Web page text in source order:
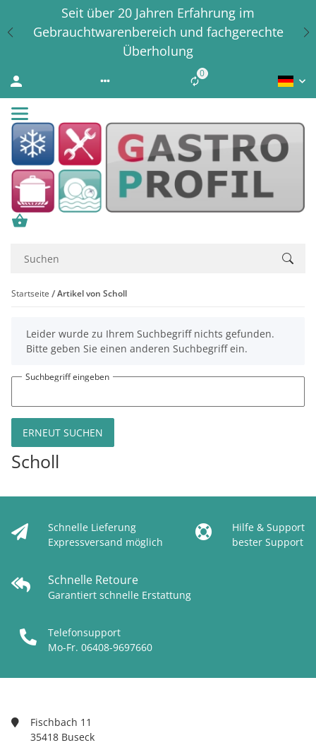
Seit über 20 Jahren Erfahrung im
Gebrauchtwarenbereich und fachgerechte
Überholung
0Liste ist leer
Startseite Artikel von Scholl
x
Leider wurde zu Ihrem Suchbegriff nichts gefunden.
Bitte geben Sie einen anderen Suchbegriff ein.
Suchbegriff eingeben
ERNEUT SUCHEN
Scholl
Schnelle Lieferung
Expressversand möglich
Hilfe & Support
bester Support
Schnelle Retoure
Garantiert schnelle Erstattung
Telefonsupport
Mo-Fr. 06408-9697660
Fischbach 11
35418 Buseck